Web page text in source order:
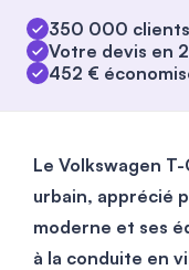
350 000 clients
Votre devis en
452 €
Le Volkswagen
urbain, apprécié
moderne et ses
à la conduite en